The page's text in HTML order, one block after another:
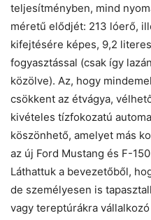
teljesítményben, mind
méretű elődjét: 213 lóerő,
kifejtésére képes, 9,2
fogyasztással (csak így
közölve). Az, hogy
csökkent az étvágya,
kivételes tízfokozatú
köszönhető, amelyet más
az új Ford Mustang és F-
Láthattuk a bevezetőből,
de személyesen is
vagy tereptúrákra